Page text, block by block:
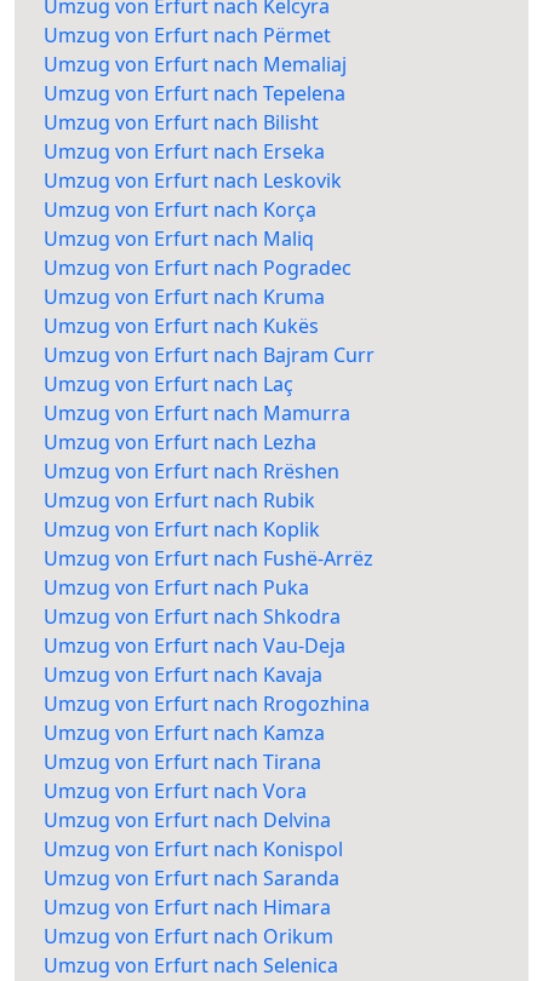
Umzug von Erfurt nach Këlcyra
Umzug von Erfurt nach Përmet
Umzug von Erfurt nach Memaliaj
Umzug von Erfurt nach Tepelena
Umzug von Erfurt nach Bilisht
Umzug von Erfurt nach Erseka
Umzug von Erfurt nach Leskovik
Umzug von Erfurt nach Korça
Umzug von Erfurt nach Maliq
Umzug von Erfurt nach Pogradec
Umzug von Erfurt nach Kruma
Umzug von Erfurt nach Kukës
Umzug von Erfurt nach Bajram Curr
Umzug von Erfurt nach Laç
Umzug von Erfurt nach Mamurra
Umzug von Erfurt nach Lezha
Umzug von Erfurt nach Rrëshen
Umzug von Erfurt nach Rubik
Umzug von Erfurt nach Koplik
Umzug von Erfurt nach Fushë-Arrëz
Umzug von Erfurt nach Puka
Umzug von Erfurt nach Shkodra
Umzug von Erfurt nach Vau-Deja
Umzug von Erfurt nach Kavaja
Umzug von Erfurt nach Rrogozhina
Umzug von Erfurt nach Kamza
Umzug von Erfurt nach Tirana
Umzug von Erfurt nach Vora
Umzug von Erfurt nach Delvina
Umzug von Erfurt nach Konispol
Umzug von Erfurt nach Saranda
Umzug von Erfurt nach Himara
Umzug von Erfurt nach Orikum
Umzug von Erfurt nach Selenica